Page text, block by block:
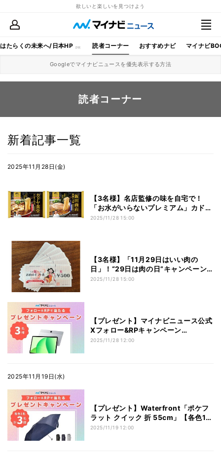
欲しいと楽しいを見つけよう
はたらくの未来へ/日本HP 読者コーナー おすすめナビ マイナビ
Googleでマイナビニュースを優先表示する方法
読者コーナー
新着記事一覧
2025年11月28日(金)
【3名様】名店監修の味を自宅で！
「お水がいらないプレミアム」カドヤ
食堂ワンタンめん＆飯田商店醤油らぁ
2025/11/28 15:00
【3名様】「11月29日はいい肉の
日」！“29日は肉の日”キャンペーン
で「お肉のギフト券3,000円分」をプ
2025/11/28 15:00
【プレゼント】マイナビニュース公式
Xフォロー&RPキャンペーン
OPPO「OPPO Pad SE」【3名様】
2025/11/28 12:00
2025年11月19日(水)
【プレゼント】Waterfront「ポケフ
ラット クイック 折 55cm」【各色1名
計3名様】
2025/11/19 12:00